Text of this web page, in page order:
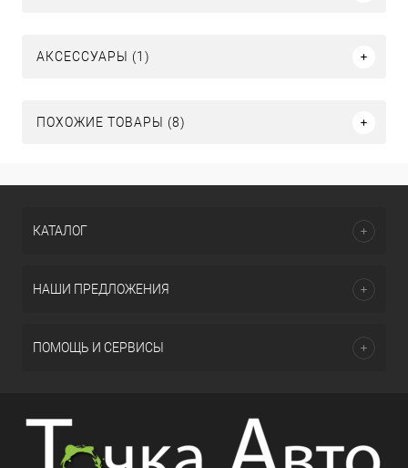
АКСЕССУАРЫ (1)
ПОХОЖИЕ ТОВАРЫ (8)
КАТАЛОГ
НАШИ ПРЕДЛОЖЕНИЯ
ПОМОЩЬ И СЕРВИСЫ